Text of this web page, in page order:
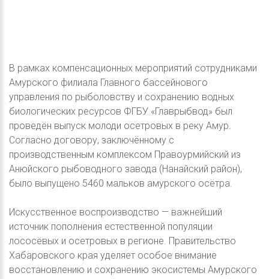
В рамках компенсационных мероприятий сотрудниками
Амурского филиала Главного бассейнового
управления по рыболовству и сохранению водных
биологических ресурсов ФГБУ «Главрыбвод» был
проведён выпуск молоди осетровых в реку Амур.
Согласно договору, заключённому с
производственным комплексом Правоурмийский из
Анюйского рыбоводного завода (Нанайский район),
было выпущено 5460 мальков амурского осётра.
Искусственное воспроизводство — важнейший
источник пополнения естественной популяции
лососёвых и осетровых в регионе. Правительство
Хабаровского края уделяет особое внимание
восстановлению и сохранению экосистемы Амурского